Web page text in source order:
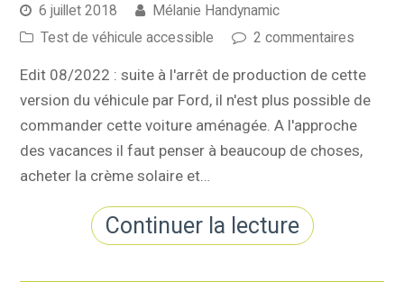
6 juillet 2018
Mélanie Handynamic
Test de véhicule accessible
2 commentaires
Edit 08/2022 : suite à l'arrêt de production de cette
version du véhicule par Ford, il n'est plus possible de
commander cette voiture aménagée. A l'approche
des vacances il faut penser à beaucoup de choses,
acheter la crème solaire et…
Continuer la lecture